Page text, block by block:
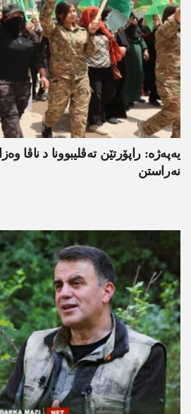
یەپەژە: راپۆرتێن تەڤلیبوونا د ناڤا
نەراستن